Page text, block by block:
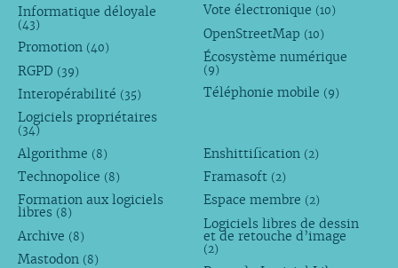
Informatique déloyale
(43)
Promotion (40)
RGPD (39)
Interopérabilité (35)
Logiciels propriétaires
(34)
Vote électronique (10)
OpenStreetMap (10)
Écosystème numérique
(9)
Téléphonie mobile (9)
Algorithme (8)
Technopolice (8)
Formation aux logiciels
libres (8)
Archive (8)
Mastodon (8)
Enshittification (2)
Framasoft (2)
Espace membre (2)
Logiciels libres de dessin
et de retouche d’image
(2)